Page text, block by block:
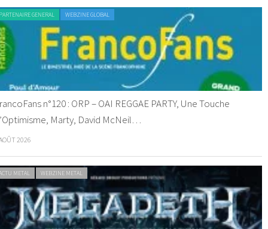
GENERAL WEBZINE GLOBAL
n°120 : ORP – OAI REGGAE PARTY, Une Touche
Marty, David McNeil…
2026
METAL WEBZINE METAL